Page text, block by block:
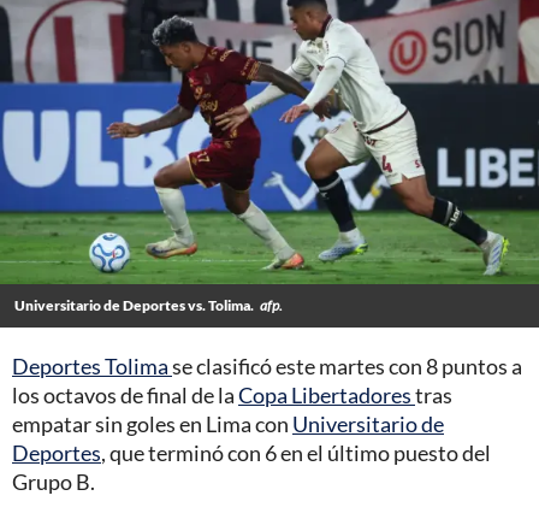
Universitario de Deportes vs. Tolima. afp.
Deportes Tolimase clasificó este martes con 8 puntos a
los octavos de final de laCopa Libertadorestras
empatar sin goles en Lima con Universitario de
Deportes, que terminó con 6 en el último puesto del
Grupo B.